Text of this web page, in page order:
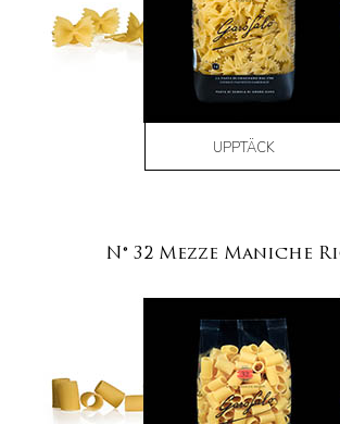
UPPTÄCK
N° 32 Mezze Maniche